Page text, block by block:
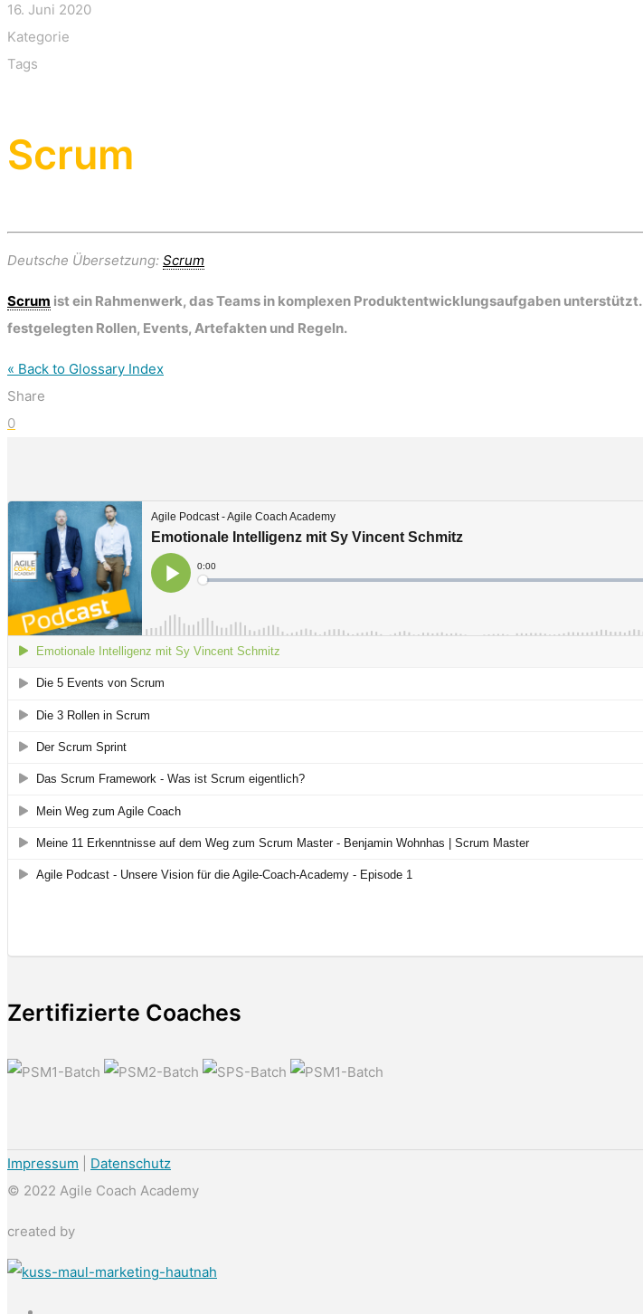
16. Juni 2020
Kategorie
Tags
Scrum
Deutsche Übersetzung: Scrum
Scrum ist ein Rahmenwerk, das Teams in komplexen Produktentwicklungsaufgaben unterstützt.
festgelegten Rollen, Events, Artefakten und Regeln.
« Back to Glossary Index
Share
0
Zertifizierte Coaches
Impressum
Datenschutz
© 2022 Agile Coach Academy
created by